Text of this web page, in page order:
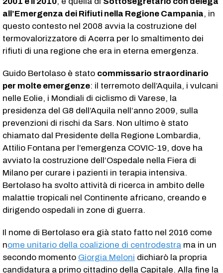
all’Emergenza dei Rifiuti nella Regione Campania, in
questo contesto nel 2008 avvia la costruzione del
termovalorizzatore di Acerra per lo smaltimento dei
rifiuti di una regione che era in eterna emergenza.
Guido Bertolaso è stato commissario straordinario
per molte emergenze: il terremoto dell’Aquila, i vulcani
nelle Eolie, i Mondiali di ciclismo di Varese, la
presidenza del G8 dell’Aquila nell’anno 2009, sulla
prevenzioni di rischi da Sars. Non ultimo è stato
chiamato dal Presidente della Regione Lombardia,
Attilio Fontana per l’emergenza COVIC-19, dove ha
avviato la costruzione dell’Ospedale nella Fiera di
Milano per curare i pazienti in terapia intensiva.
Bertolaso ha svolto attività di ricerca in ambito delle
malattie tropicali nel Continente africano, creando e
dirigendo ospedali in zone di guerra.
Il nome di Bertolaso era già stato fatto nel 2016 come
nome unitario della coalizione di centrodestra ma in un
secondo momento Giorgia Meloni dichiarò la propria
candidatura a primo cittadino della Capitale. Alla fine la